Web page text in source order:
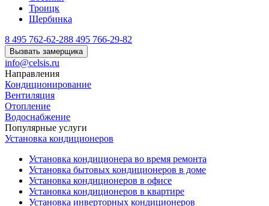
Троицк
Щербинка
8 495 762-62-288 495 766-29-82
Вызвать замерщика
info@celsis.ru
Направления
Кондиционирование
Вентиляция
Отопление
Водоснабжение
Популярные услуги
Установка кондиционеров
Установка кондиционера во время ремонта
Установка бытовых кондиционеров в доме
Установка кондиционеров в офисе
Установка кондиционеров в квартире
Установка инверторных кондиционеров